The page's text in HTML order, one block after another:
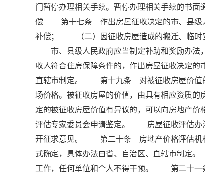
门暂停办理相关手续。暂停办理相关手续的书
偿 第十七条 作出房屋征收决定的市、县级
补偿； （二）因征收房屋造成的搬迁、临时
市、县级人民政府应当制定补助和奖励办
收人符合住房保障条件的，作出房屋征收决定的
直辖市制定。 第十九条 对被征收房屋价值的
场价格。被征收房屋的价值，由具有相应资质
定的被征收房屋价值有异议的，可以向房地产
评估专家委员会申请鉴定。 房屋征收评估办
开征求意见。 第二十条 房地产价格评估机构
式确定，具体办法由省、自治区、直辖市制定
工作，任何单位和个人不得干预。 第二十